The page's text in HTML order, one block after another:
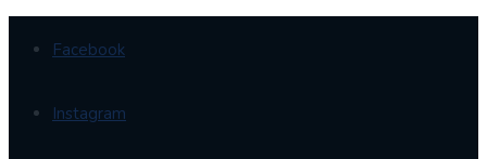
Facebook
Instagram